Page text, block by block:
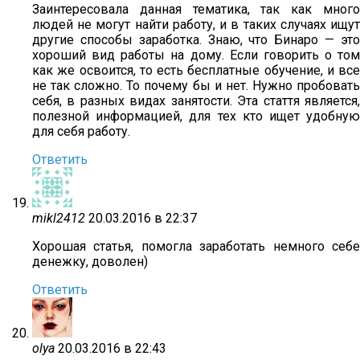
Заинтересовала данная тематика, так как много
людей не могут найти работу, и в таких случаях ищут
другие способы заработка. Знаю, что Бинаро — это
хороший вид работы на дому. Если говорить о том
как же освоится, то есть бесплатные обучение, и все
не так сложно. То почему бы и нет. Нужно пробовать
себя, в разных видах занятости. Эта стаття является,
полезной информацией, для тех кто ищет удобную
для себя работу.
Ответить
mikl2412 20.03.2016 в 22:37
Хорошая статья, помогла заработать немного себе
денежку, доволен)
Ответить
olya 20.03.2016 в 22:43